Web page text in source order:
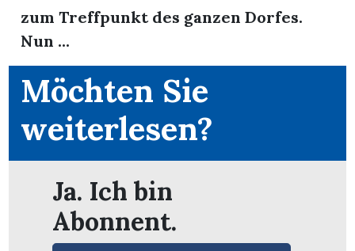
zum Treffpunkt des ganzen Dorfes.
Nun ...
Möchten Sie
weiterlesen?
Ja. Ich bin
Abonnent.